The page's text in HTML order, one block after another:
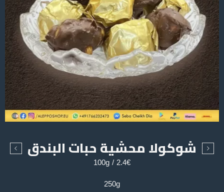
شوكولا محشية حبات البندق
2.4€ / 100g
250g